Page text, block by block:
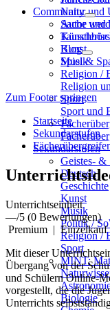
Natur und
Sache und
Kunst
Musik
Religion /
Religion
Sport
Sport und
Sekundarstufen
Geistes- &
Deutsch
Geschichte
Kunst
Musik
Politik /
Religion /
Sport
MINT:
Biologie
Community
Autor
Blog
Spiel &
Zum Footer springen
Startseite
Sekundarstufen
Unterrichtseinheit
—/5 (0 Bewertungen)
Premium | Einzelkauf
Mit dieser
Übergang von der
und Schülern Online-
vorgestellt, die die
Unterrichts